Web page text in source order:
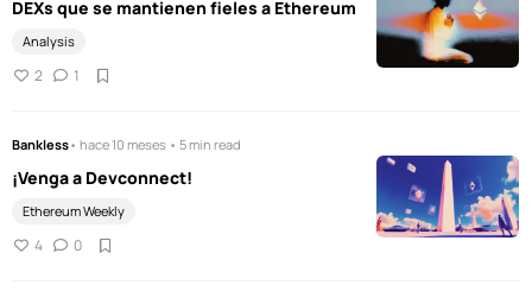
DEXs que se mantienen fieles a Ethereum
Analysis
2 1
Bankless• hace 10 meses • 5 min read
¡Venga a Devconnect!
Ethereum Weekly
4 0